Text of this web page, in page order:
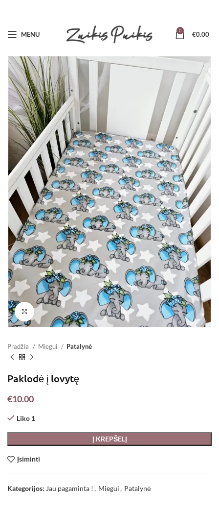
MENU 0 €0.00
Padidinti
Pradžia Miegui Patalynė
Paklodė į lovytę
€10.00
Liko 1
Į KREPŠELĮ
Įsiminti
Kategorijos: Jau pagaminta ! , Miegui, Patalynė